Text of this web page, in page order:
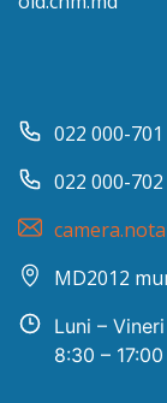
022 000-701
022 000-702
MD2012
Luni – Vineri
8:30 – 17:00